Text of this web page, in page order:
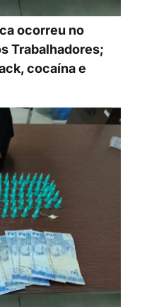
ocorreu no
Trabalhadores;
cocaína e